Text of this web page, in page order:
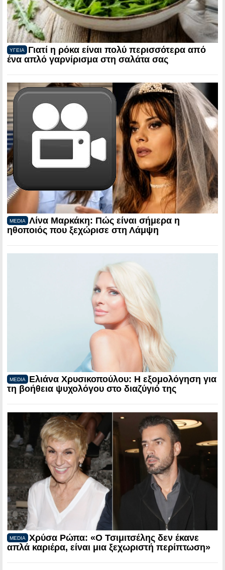
ΥΓΕΙΑ
Γιατί η ρόκα είναι πολύ περισσότερα από
ένα απλό γαρνίρισμα στη σαλάτα σας
MEDIA
Λίνα Μαρκάκη: Πώς είναι σήμερα η
ηθοποιός που ξεχώρισε στη Λάμψη
MEDIA
Ελιάνα Χρυσικοπούλου: Η εξομολόγηση για
τη βοήθεια ψυχολόγου στο διαζύγιό της
MEDIA
Χρύσα Ρώπα: «Ο Τσιμιτσέλης δεν έκανε
απλά καριέρα, είναι μια ξεχωριστή περίπτωση»